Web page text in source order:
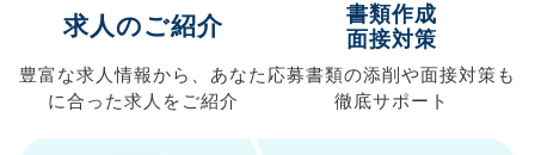
求人のご紹介
豊富な求人情報から、 あなた
に合った求人を ご紹介
書類作成
面接対策
応募書類の添削や面接対策も
徹底サポート